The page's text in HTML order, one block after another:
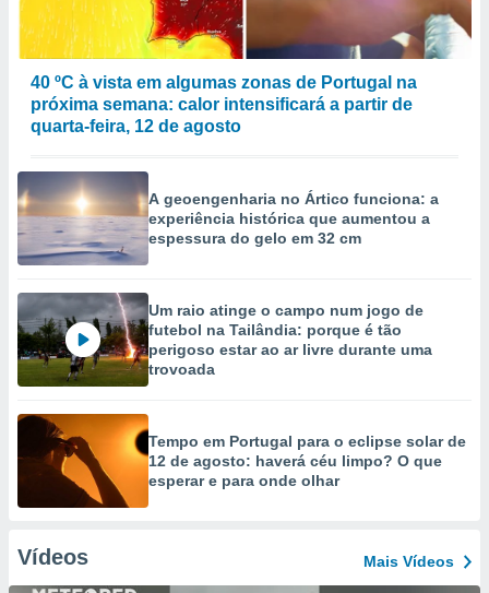
40 ºC à vista em algumas zonas de Portugal na
próxima semana: calor intensificará a partir de
quarta-feira, 12 de agosto
A geoengenharia no Ártico funciona: a
experiência histórica que aumentou a
espessura do gelo em 32 cm
Um raio atinge o campo num jogo de
futebol na Tailândia: porque é tão
perigoso estar ao ar livre durante uma
trovoada
Tempo em Portugal para o eclipse solar de
12 de agosto: haverá céu limpo? O que
esperar e para onde olhar
Vídeos Mais Vídeos